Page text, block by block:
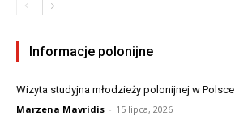
Informacje polonijne
Wizyta studyjna młodzieży polonijnej w Polsce
Marzena Mavridis - 15 lipca, 2026